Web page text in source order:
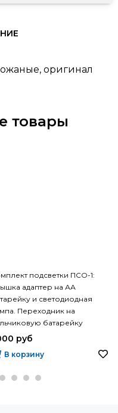
оригинал
товары
подсветки ПСО-1:
адаптер на АА
и светодиодная
Переходник на
батарейку
руб
В корзину